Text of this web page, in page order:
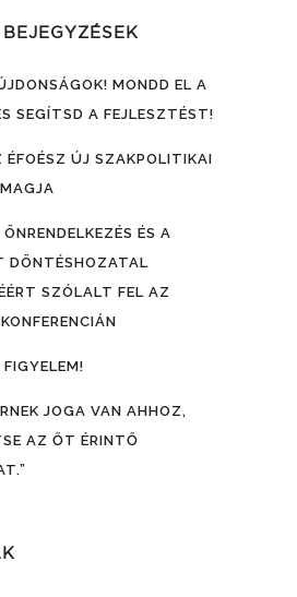
MONDD EL A
SEGÍTSD A FEJLESZTÉST!
ÉFOÉSZ ÚJ SZAKPOLITIKAI
ÉS A
DÖNTÉSHOZATAL
SZÓLALT FEL AZ
JOGA VAN AHHOZ,
AZ ŐT ÉRINTŐ